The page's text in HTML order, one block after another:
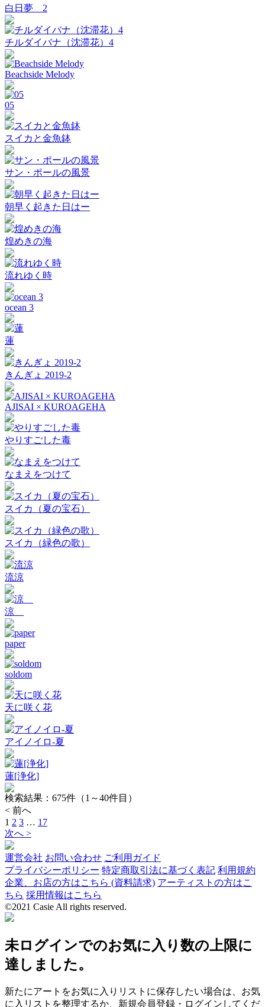
白日夢 2
チルダイバナ（沈滞花）4
Beachside Melody
05
スイカと金魚鉢
サン・ポールの風景
朝早く起きた日はー
煌めきの海
流れゆく時
ocean 3
蓮
きんぎょ 2019-2
AJISAI × KUROAGEHA
やりすごした毒
なまえをつけて
スイカ（夏の宝石）
スイカ（緑色の歌）
流涼
涼
paper
soldom
天に咲く花
アイノイロ-夏
蓮[浄化]
検索結果： 675件（1～40件目）
< 前へ
1 2 3 … 17
次へ >
運営会社 お問い合わせ ご利用ガイド
プライバシーポリシー 特定商取引法に基づく表記 利用規約
企業、お店の方はこちら (資料請求) アーティストの方はこ
ちら 採用情報はこちら
©2021 Casie All rights reserved.
未ログインでのお気に入り数の上限に
達しました。
新たにアートをお気に入りリストに保存したい場合は、お気
に入リストを整理するか、新規会員登録・ログインしてくだ